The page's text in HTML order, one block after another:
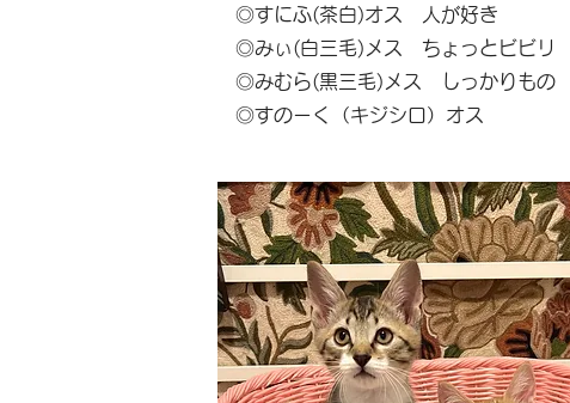
◎すにふ(茶白)オス 人が好き
◎みぃ(白三毛)メス ちょっとビビリ
◎みむら(黒三毛)メス しっかりもの
◎すのーく（キジシロ）オス